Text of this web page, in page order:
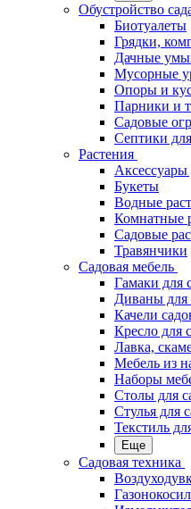
Обустройство
Биотуалеты
Грядки,
Дачные
Мусорные
Опоры и
Парники и
Садовые
Септики
Растения
Аксессуары
Букеты
Водные
Комнатные
Садовые
Травянчики
Садовая мебель
Гамаки для
Диваны для
Качели
Кресло для
Лавка,
Мебель из
Наборы
Столы для
Стулья для
Текстиль
Еще
Садовая техника